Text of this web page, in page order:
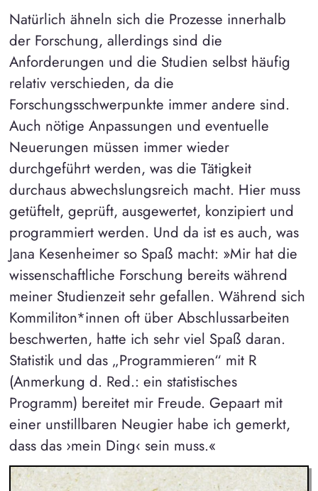
Natürlich ähneln sich die Prozesse innerhalb
der Forschung, allerdings sind die
Anforderungen und die Studien selbst häufig
relativ verschieden, da die
Forschungsschwerpunkte immer andere sind.
Auch nötige Anpassungen und eventuelle
Neuerungen müssen immer wieder
durchgeführt werden, was die Tätigkeit
durchaus abwechslungsreich macht. Hier muss
getüftelt, geprüft, ausgewertet, konzipiert und
programmiert werden. Und da ist es auch, was
Jana Kesenheimer so Spaß macht: »Mir hat die
wissenschaftliche Forschung bereits während
meiner Studienzeit sehr gefallen. Während sich
Kommiliton*innen oft über Abschlussarbeiten
beschwerten, hatte ich sehr viel Spaß daran.
Statistik und das „Programmieren“ mit R
(Anmerkung d. Red.: ein statistisches
Programm) bereitet mir Freude. Gepaart mit
einer unstillbaren Neugier habe ich gemerkt,
dass das ›mein Ding‹ sein muss.«